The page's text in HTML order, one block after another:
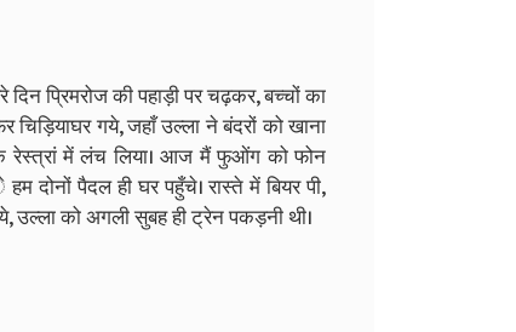
प्रिमरोज की पहाड़ी पर चढ़कर, बच्चों का
चिड़ियाघर गये, जहाँ उल्ला ने बंदरों को खाना
रेस्त्रां में लंच लिया। आज मैं फुओंग को फोन
पैदल ही घर पहुँचे। रास्ते में बियर पी,
उल्ला को अगली सुबह ही ट्रेन पकड़नी थी।